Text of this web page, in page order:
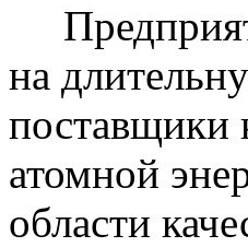
на
поставщики
атомной
области